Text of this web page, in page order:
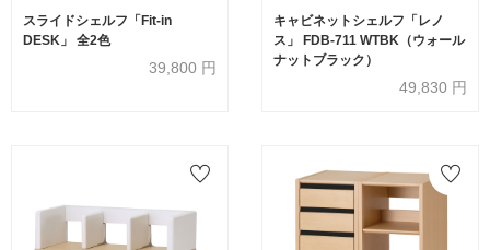
スライドシェルフ「Fit-in
DESK」 全2色
39,800 円
キャビネットシェルフ「レノ
ス」 FDB-711 WTBK（ウォール
ナットブラック）
49,830 円